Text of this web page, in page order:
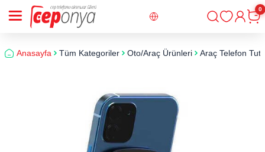
Giriş
0
Anasayfa Tüm Kategoriler Oto/Araç Ürünleri Araç Telefon